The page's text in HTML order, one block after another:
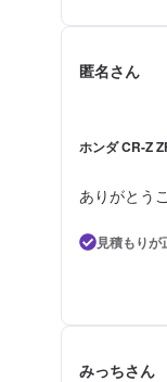
匿名さん
ホンダ CR-Z
ありがとう
見積もりが
みっちさん